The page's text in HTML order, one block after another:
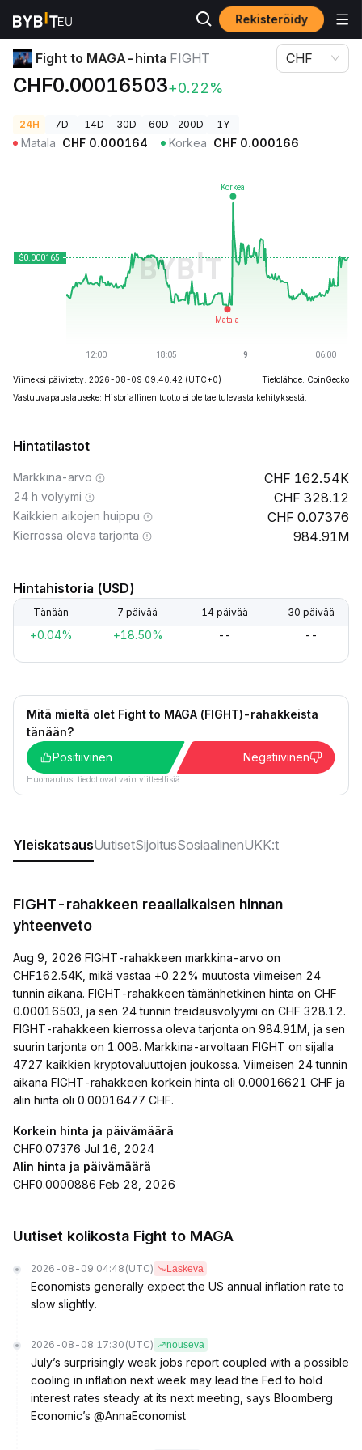
Rekisteröidy
Kryptohinnat Fight to MAGA-hinta FIGHT
Fight to MAGA-hinta FIGHT
CHF0.00016503+0.22%
CHF
24H 7D 14D 30D 60D 200D 1Y
Matala CHF 0.000164 Korkea CHF 0.000166
Viimeksi päivitetty: 2026-08-09 09:40:42 (UTC+0)
Tietolähde: CoinGecko
Vastuuvapauslauseke: Historiallinen tuotto ei ole tae tulevasta kehityksestä.
Hintatilastot
Markkina-arvo 162.54K
24 h volyymi 328.12
Kaikkien aikojen huippu 0.07376
Kierrossa oleva tarjonta 984.91M
Hintahistoria (USD)
Tänään 7 päivää 14 päivää 30 päivää
+0.04% +18.50% -- --
Mitä mieltä olet Fight to MAGA (FIGHT)-rahakkeista
tänään?
Positiivinen
Negatiivinen
Huomautus: tiedot ovat vain viitteellisiä.
YleiskatsausUutisetSijoitusSosiaalinenUKK:t
FIGHT-rahakkeen reaaliaikaisen hinnan
yhteenveto
Aug 9, 2026 FIGHT-rahakkeen markkina-arvo on
CHF162.54K, mikä vastaa +0.22% muutosta viimeisen 24
tunnin aikana. FIGHT-rahakkeen tämänhetkinen hinta on CHF
0.00016503, ja sen 24 tunnin treidausvolyymi on CHF 328.12.
FIGHT-rahakkeen kierrossa oleva tarjonta on 984.91M, ja sen
suurin tarjonta on 1.00B. Markkina-arvoltaan FIGHT on sijalla
4727 kaikkien kryptovaluuttojen joukossa. Viimeisen 24 tunnin
aikana FIGHT-rahakkeen korkein hinta oli 0.00016621 CHF ja
alin hinta oli 0.00016477 CHF.
Korkein hinta ja päivämäärä
CHF0.07376 Jul 16, 2024
Alin hinta ja päivämäärä
CHF0.0000886 Feb 28, 2026
Uutiset kolikosta Fight to MAGA
2026-08-09 04:48 (UTC) Laskeva
Economists generally expect the US annual inflation rate to
slow slightly.
2026-08-08 17:30 (UTC) nouseva
July’s surprisingly weak jobs report coupled with a possible
cooling in inflation next week may lead the Fed to hold
interest rates steady at its next meeting, says Bloomberg
Economic’s @AnnaEconomist